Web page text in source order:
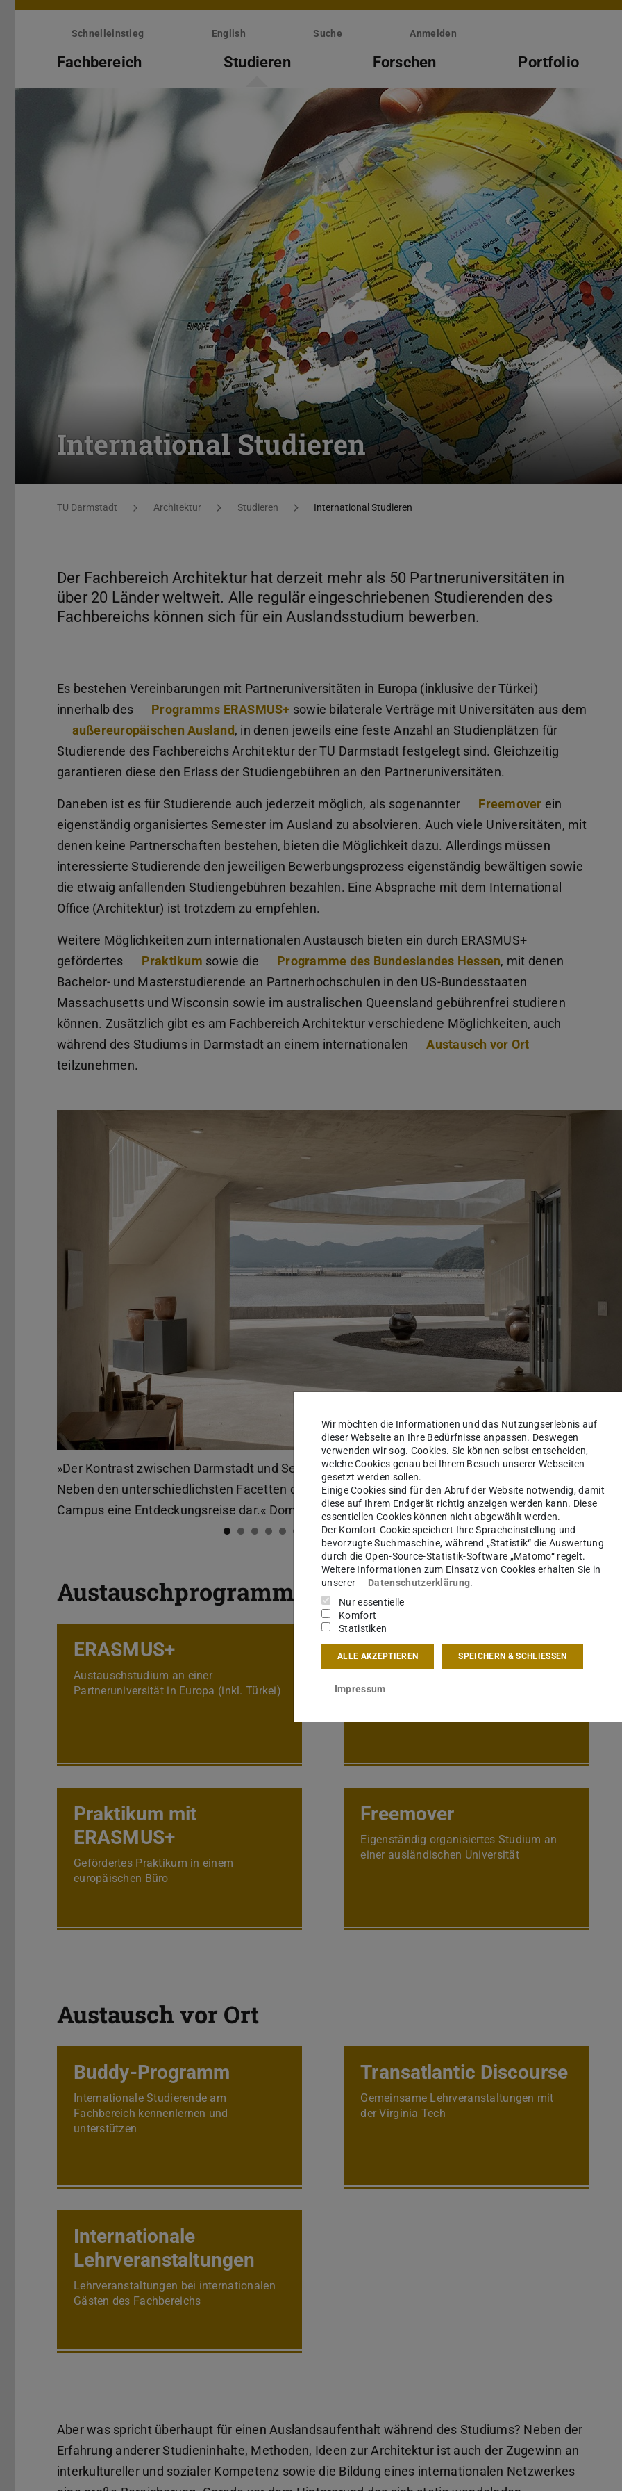
Menü
überspringenSchnelleinstieg English Suche Anmelden
Fachbereich Studieren Forschen Portfolio
International Studieren
Sie befinden sich hier:
TU Darmstadt Architektur Studieren International Studieren
Der Fachbereich Architektur hat derzeit mehr als 50 Partneruniversitäten in
über 20 Länder weltweit. Alle regulär eingeschriebenen Studierenden des
Fachbereichs können sich für ein Auslandsstudium bewerben.
Es bestehen Vereinbarungen mit Partneruniversitäten in Europa (inklusive der Türkei)
innerhalb des
Programms ERASMUS+ sowie bilaterale Verträge mit Universitäten aus dem
außereuropäischen Ausland, in denen jeweils eine feste Anzahl an Studienplätzen für
Studierende des Fachbereichs Architektur der TU Darmstadt festgelegt sind. Gleichzeitig
garantieren diese den Erlass der Studiengebühren an den Partneruniversitäten.
Daneben ist es für Studierende auch jederzeit möglich, als sogenannter Freemover ein
eigenständig organisiertes Semester im Ausland zu absolvieren. Auch viele Universitäten, mit
denen keine Partnerschaften bestehen, bieten die Möglichkeit dazu. Allerdings müssen
interessierte Studierende den jeweiligen Bewerbungsprozess eigenständig bewältigen sowie
die etwaig anfallenden Studiengebühren bezahlen. Eine Absprache mit dem International
Office (Architektur) ist trotzdem zu empfehlen.
Weitere Möglichkeiten zum internationalen Austausch bieten ein durch ERASMUS+
gefördertes
Praktikum sowie die Programme des Bundeslandes Hessen, mit denen
Bachelor- und Masterstudierende an Partnerhochschulen in den US-Bundesstaaten
Massachusetts und Wisconsin sowie im australischen Queensland gebührenfrei studieren
können. Zusätzlich gibt es am Fachbereich Architektur verschiedene Möglichkeiten, auch
während des Studiums in Darmstadt an einem internationalen
Austausch vor Ort
teilzunehmen.
»Der Kontrast zwischen Darmstadt und Seoul reicht bis in die kleinsten Details des alltäglichen
Neben den unterschiedlichsten Facetten der Großstadt, stellt auch der, im ersten Moment
Campus eine Entdeckungsreise dar.« Dominik, Seoul, 2023
Austauschprogramme
ERASMUS+
Austauschstudium an einer
Partneruniversität in Europa (inkl. Türkei)
Übersee
Partneruniversität im außereuropäischen
Praktikum mit
ERASMUS+
Gefördertes Praktikum in einem
europäischen Büro
Freemover
Eigenständig organisiertes Studium an
einer ausländischen Universität
Austausch vor Ort
Buddy-Programm
Internationale Studierende am
Fachbereich kennenlernen und
unterstützen
Transatlantic Discourse
Gemeinsame Lehrveranstaltungen mit
der Virginia Tech
Internationale
Lehrveranstaltungen
Lehrveranstaltungen bei internationalen
Gästen des Fachbereichs
Aber was spricht überhaupt für einen Auslandsaufenthalt während des Studiums? Neben der
Erfahrung anderer Studieninhalte, Methoden, Ideen zur Architektur ist auch der Zugewinn an
interkultureller und sozialer Kompetenz sowie die Bildung eines internationalen Netzwerkes
Wir möchten die Informationen und das Nutzungserlebnis auf
dieser Webseite an Ihre Bedürfnisse anpassen. Deswegen
verwenden wir sog. Cookies. Sie können selbst entscheiden,
welche Cookies genau bei Ihrem Besuch unserer Webseiten
gesetzt werden sollen.
Einige Cookies sind für den Abruf der Website notwendig, damit
diese auf Ihrem Endgerät richtig anzeigen werden kann. Diese
essentiellen Cookies können nicht abgewählt werden.
Der Komfort-Cookie speichert Ihre Spracheinstellung und
bevorzugte Suchmaschine, während „Statistik“ die Auswertung
durch die Open-Source-Statistik-Software „Matomo“ regelt.
Weitere Informationen zum Einsatz von Cookies erhalten Sie in
unserer
Datenschutzerklärung.
Nur essentielle
Komfort
Statistiken
ALLE AKZEPTIEREN SPEICHERN & SCHLIESSEN
Impressum